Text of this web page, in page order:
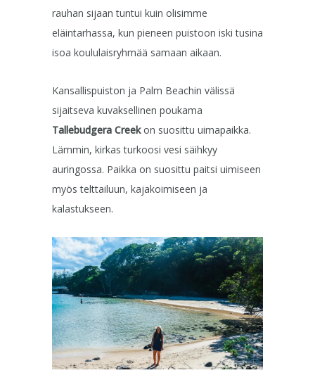
rauhan sijaan tuntui kuin olisimme
eläintarhassa, kun pieneen puistoon iski tusina
isoa koululaisryhmää samaan aikaan.
Kansallispuiston ja Palm Beachin välissä
sijaitseva kuvaksellinen poukama
Tallebudgera Creekon suosittu uimapaikka.
Lämmin, kirkas turkoosi vesi säihkyy
auringossa. Paikka on suosittu paitsi uimiseen
myös telttailuun, kajakoimiseen ja
kalastukseen.